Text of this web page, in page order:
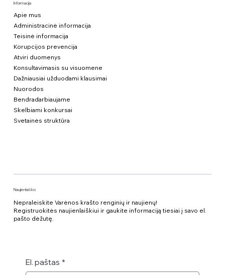
Informacija
Apie mus
Administracinė informacija
Teisinė informacija
Korupcijos prevencija
Atviri duomenys
Konsultavimasis su visuomene
Dažniausiai užduodami klausimai
Nuorodos
Bendradarbiaujame
Skelbiami konkursai
Svetainės struktūra
Naujienlaiškis
Nepraleiskite Varėnos krašto renginių ir naujienų!
Registruokitės naujienlaiškiui ir gaukite informaciją tiesiai į savo el.
pašto dėžutę.
El. paštas *